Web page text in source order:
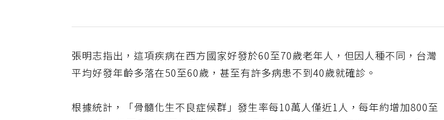
張明志指出，這項疾病在西方國家好發於60至70歲老年人，但因人種不同，台灣
平均好發年齡多落在50至60歲，甚至有許多病患不到40歲就確診。
根據統計，「骨髓化生不良症候群」發生率每10萬人僅近1人，每年約增加800至